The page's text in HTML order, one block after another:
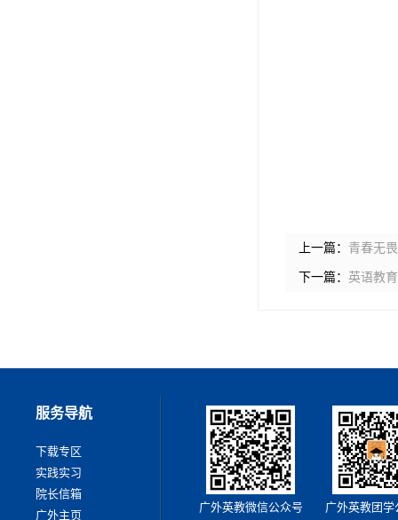
上一篇： 青春无
下一篇： 英语教
服务导航
下载专区
实践实习
院长信箱
广外主页
广外英教微信公众号 广外英教团学